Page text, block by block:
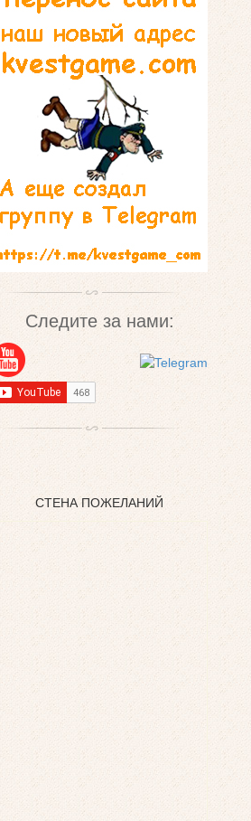
Следите за нами:
СТЕНА ПОЖЕЛАНИЙ